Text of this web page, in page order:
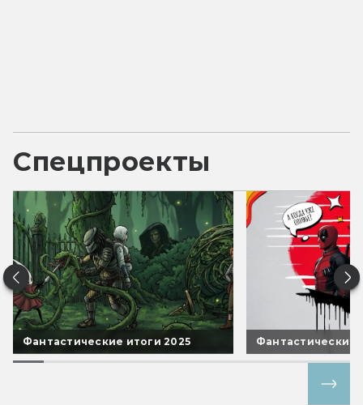
Спецпроекты
Фантастические итоги 2025 Фантастические